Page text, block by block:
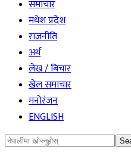
समाचार
मधेश प्रदेश
राजनीति
अर्थ
लेख / बिचार
खेल समाचार
मनोरंजन
ENGLISH